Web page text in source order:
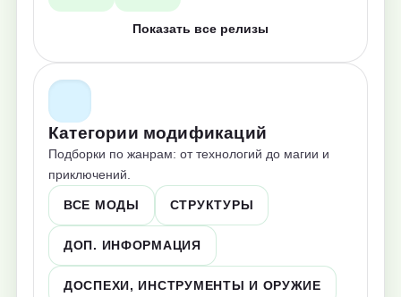
Показать все релизы
Категории модификаций
Подборки по жанрам: от технологий до магии и
приключений.
ВСЕ МОДЫ СТРУКТУРЫ
ДОП. ИНФОРМАЦИЯ
ДОСПЕХИ, ИНСТРУМЕНТЫ И ОРУЖИЕ